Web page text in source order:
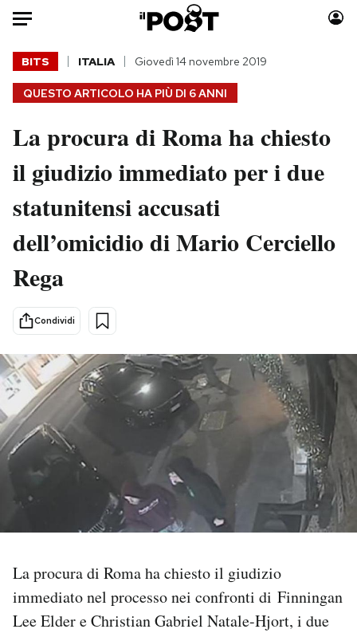
Auto
HOME
Italia
Politica
Tecnologia
Scienza
Economia
Sport
Moda
Consumismi
Storie/Idee
Media
PODCAST
NEWSLETTER
I MIEI PREFERITI
CALENDARIO
QUESTO ARTICOLO HA PIÙ DI 6 ANNI
BITS ITALIA Giovedì 14 novembre 2019
La procura di Roma ha chiesto
il giudizio immediato per i due
statunitensi accusati
dell’omicidio di Mario Cerciello
Rega
Condividi
La procura di Roma ha chiesto il giudizio
immediato nel processo nei confronti di Finningan
Lee Elder e Christian Gabriel Natale-Hjort, i due